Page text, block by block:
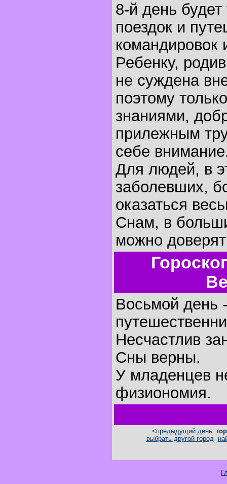
8-й день
поездок и
командировок
Ребенку,
не суждена
поэтому
знаниями,
прилежным
себе
Для людей, в
заболевших,
оказаться
Снам, в
можно
Восьмой день
Несчастлив
Сны верны.
У младенцев
физиономия.
<предыдущий день
выбрать другой город